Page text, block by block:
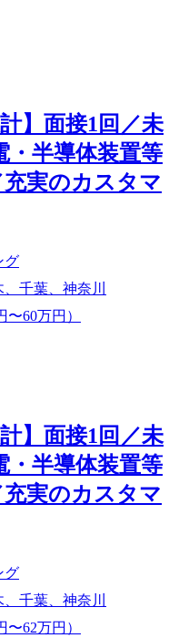
】面接1回／未
・半導体装置等
充実のカスタマ
グ
千葉、神奈川
60万円）
】面接1回／未
・半導体装置等
充実のカスタマ
グ
千葉、神奈川
62万円）